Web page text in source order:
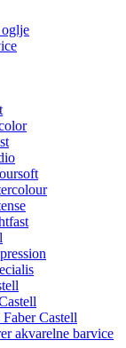
Castell
akvarelne barvice